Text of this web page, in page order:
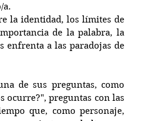
a.
la identidad, los límites de
de la palabra, la
enfrenta a las paradojas de
de sus preguntas, como
ocurre?", preguntas con las
que, como personaje,